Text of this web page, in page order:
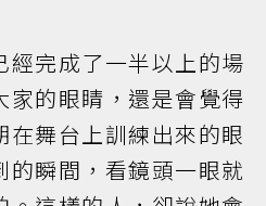
經完成了一半以上的場
家的眼睛，還是會覺得
在舞台上訓練出來的眼
的瞬間，看鏡頭一眼就